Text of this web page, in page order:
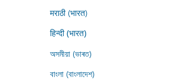
मराठी (भारत)
हिन्दी (भारत)
অসমীয়া (ভাৰত)
বাংলা (বাংলাদেশ)